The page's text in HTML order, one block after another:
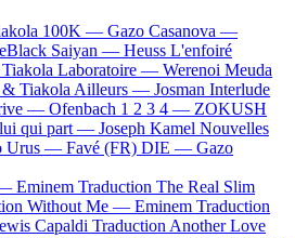
100K — Gazo Casanova —
Saiyan — Heuss L'enfoiré
Tiakola Laboratoire — Werenoi Meuda
Tiakola Ailleurs — Josman Interlude
— Ofenbach 1 2 3 4 — ZOKUSH
qui part — Joseph Kamel Nouvelles
Urus — Favé (FR) DIE — Gazo
— Eminem Traduction The Real Slim
Without Me — Eminem Traduction
Capaldi Traduction Another Love